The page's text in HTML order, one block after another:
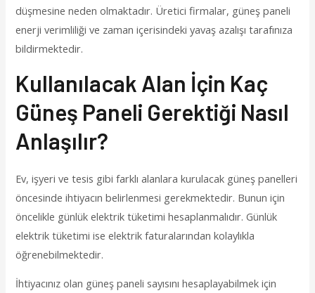
düşmesine neden olmaktadır. Üretici firmalar, güneş paneli
enerji verimliliği ve zaman içerisindeki yavaş azalışı tarafınıza
bildirmektedir.
Kullanılacak Alan İçin Kaç
Güneş Paneli Gerektiği Nasıl
Anlaşılır?
Ev, işyeri ve tesis gibi farklı alanlara kurulacak güneş panelleri
öncesinde ihtiyacın belirlenmesi gerekmektedir. Bunun için
öncelikle günlük elektrik tüketimi hesaplanmalıdır. Günlük
elektrik tüketimi ise elektrik faturalarından kolaylıkla
öğrenebilmektedir.
İhtiyacınız olan güneş paneli sayısını hesaplayabilmek için